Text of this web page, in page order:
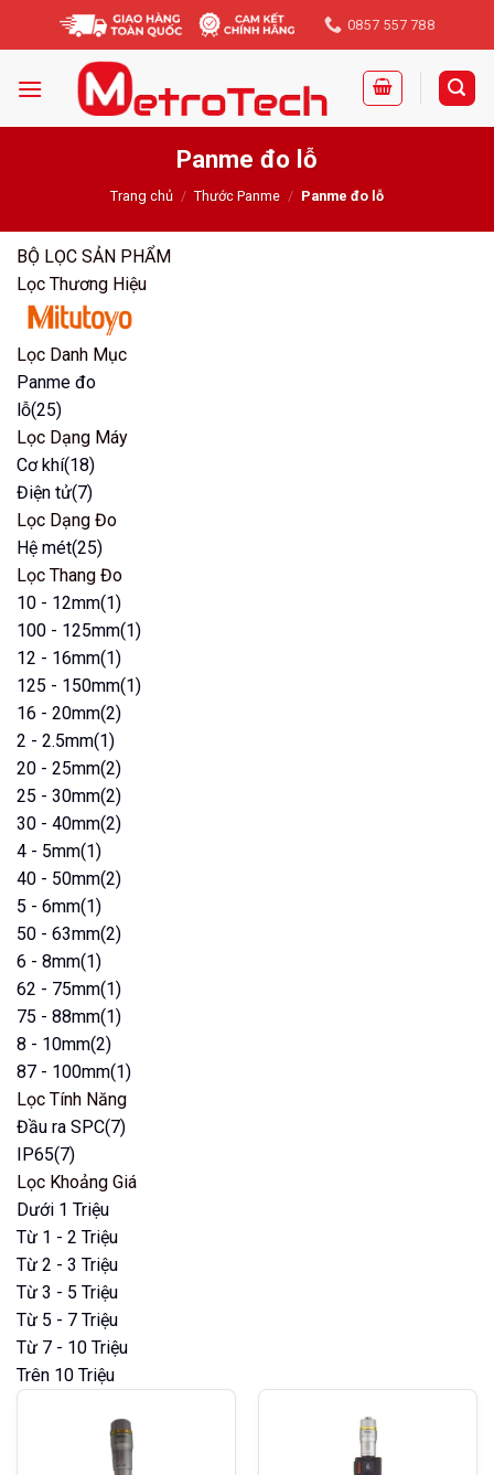
0857 557 788
Panme đo lỗ
Trang chủ / Thước Panme / Panme đo lỗ
BỘ LỌC SẢN PHẨM
Lọc Thương Hiệu
Lọc Danh Mục
Panme đo
lỗ(25)
Lọc Dạng Máy
Cơ khí(18)
Điện tử(7)
Lọc Dạng Đo
Hệ mét(25)
Lọc Thang Đo
10 - 12mm(1)
100 - 125mm(1)
12 - 16mm(1)
125 - 150mm(1)
16 - 20mm(2)
2 - 2.5mm(1)
20 - 25mm(2)
25 - 30mm(2)
30 - 40mm(2)
4 - 5mm(1)
40 - 50mm(2)
5 - 6mm(1)
50 - 63mm(2)
6 - 8mm(1)
62 - 75mm(1)
75 - 88mm(1)
8 - 10mm(2)
87 - 100mm(1)
Lọc Tính Năng
Đầu ra SPC(7)
IP65(7)
Lọc Khoảng Giá
Dưới 1 Triệu
Từ 1 - 2 Triệu
Từ 2 - 3 Triệu
Từ 3 - 5 Triệu
Từ 5 - 7 Triệu
Từ 7 - 10 Triệu
Trên 10 Triệu